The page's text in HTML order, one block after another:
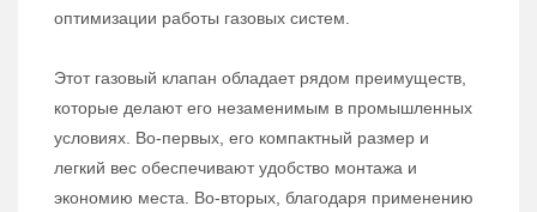
оптимизации работы газовых систем.
Этот газовый клапан обладает рядом преимуществ,
которые делают его незаменимым в промышленных
условиях. Во-первых, его компактный размер и
легкий вес обеспечивают удобство монтажа и
экономию места. Во-вторых, благодаря применению